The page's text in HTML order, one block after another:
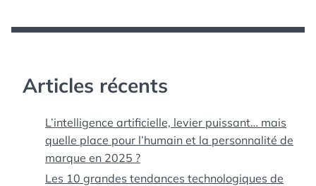
Articles récents
L’intelligence artificielle, levier puissant… mais
quelle place pour l’humain et la personnalité de
marque en 2025 ?
Les 10 grandes tendances technologiques de